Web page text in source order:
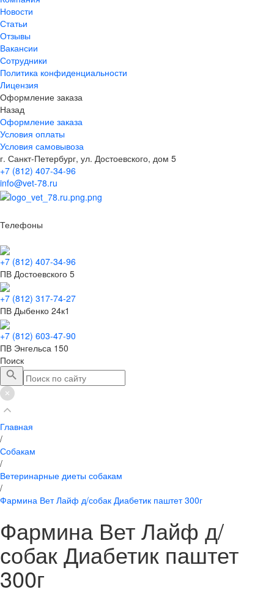
Новости
Статьи
Отзывы
Вакансии
Сотрудники
Политика конфиденциальности
Лицензия
Оформление заказа
Назад
Оформление заказа
Условия оплаты
Условия самовывоза
г. Санкт-Петербург, ул. Достоевского, дом 5
+7 (812) 407-34-96
info@vet-78.ru
Телефоны
+7 (812) 407-34-96
ПВ Достоевского 5
+7 (812) 317-74-27
ПВ Дыбенко 24к1
+7 (812) 603-47-90
ПВ Энгельса 150
Поиск
Главная
/
Собакам
/
Ветеринарные диеты собакам
/
Фармина Вет Лайф д/собак Диабетик паштет 300г
Фармина Вет Лайф д/
собак Диабетик паштет
300г